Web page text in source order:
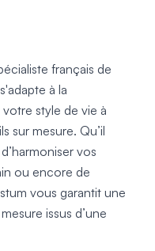
français de
à la
style de vie à
sur mesure. Qu’il
vos
ou encore de
vous garantit une
issus d’une